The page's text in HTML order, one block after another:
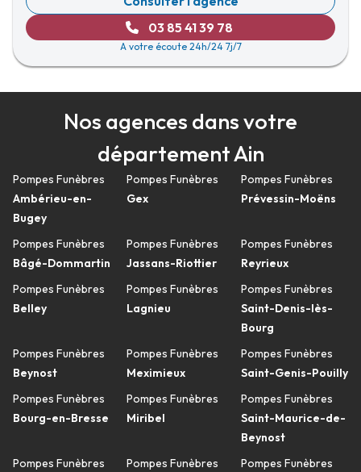
03 85 41 39 78
A votre écoute 24h/24 7j/7
Nos agences dans votre
département Ain
Pompes Funèbres
Ambérieu-en-
Bugey
Pompes Funèbres
Bâgé-Dommartin
Pompes Funèbres
Belley
Pompes Funèbres
Beynost
Pompes Funèbres
Bourg-en-Bresse
Pompes Funèbres
Pompes Funèbres
Gex
Pompes Funèbres
Jassans-Riottier
Pompes Funèbres
Lagnieu
Pompes Funèbres
Meximieux
Pompes Funèbres
Miribel
Pompes Funèbres
Pompes Funèbres
Prévessin-Moëns
Pompes Funèbres
Reyrieux
Pompes Funèbres
Saint-Denis-lès-
Bourg
Pompes Funèbres
Saint-Genis-Pouilly
Pompes Funèbres
Saint-Maurice-de-
Beynost
Pompes Funèbres